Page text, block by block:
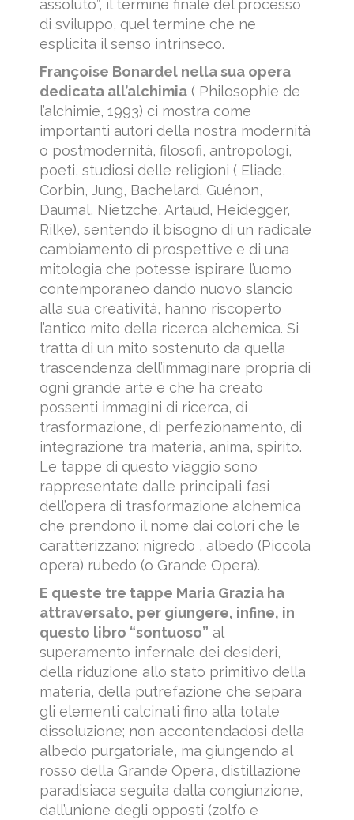
assoluto”, il termine finale del processo
di sviluppo, quel termine che ne
esplicita il senso intrinseco.
Françoise Bonardel nella sua opera
dedicata all’alchimia ( Philosophie de
l’alchimie, 1993) ci mostra come
importanti autori della nostra modernità
o postmodernità, filosofi, antropologi,
poeti, studiosi delle religioni ( Eliade,
Corbin, Jung, Bachelard, Guénon,
Daumal, Nietzche, Artaud, Heidegger,
Rilke), sentendo il bisogno di un radicale
cambiamento di prospettive e di una
mitologia che potesse ispirare l’uomo
contemporaneo dando nuovo slancio
alla sua creatività, hanno riscoperto
l’antico mito della ricerca alchemica. Si
tratta di un mito sostenuto da quella
trascendenza dell’immaginare propria di
ogni grande arte e che ha creato
possenti immagini di ricerca, di
trasformazione, di perfezionamento, di
integrazione tra materia, anima, spirito.
Le tappe di questo viaggio sono
rappresentate dalle principali fasi
dell’opera di trasformazione alchemica
che prendono il nome dai colori che le
caratterizzano: nigredo , albedo (Piccola
opera) rubedo (o Grande Opera).
E queste tre tappe Maria Grazia ha
attraversato, per giungere, infine, in
questo libro “sontuoso” al
superamento infernale dei desideri,
della riduzione allo stato primitivo della
materia, della putrefazione che separa
gli elementi calcinati fino alla totale
dissoluzione; non accontendadosi della
albedo purgatoriale, ma giungendo al
rosso della Grande Opera, distillazione
paradisiaca seguita dalla congiunzione,
dall’unione degli opposti (zolfo e